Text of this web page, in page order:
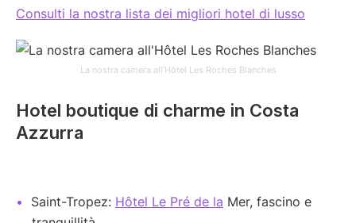
Consulti la nostra lista dei migliori hotel di lusso
La nostra camera all’Hôtel Les Roches Blanches
Hotel boutique di charme in Costa
Azzurra
Saint-Tropez: Hôtel Le Pré de la Mer, fascino e